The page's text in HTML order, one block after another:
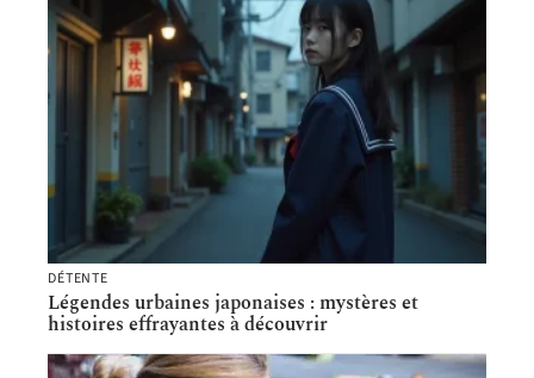
DÉTENTE
Légendes urbaines japonaises : mystères et
histoires effrayantes à découvrir